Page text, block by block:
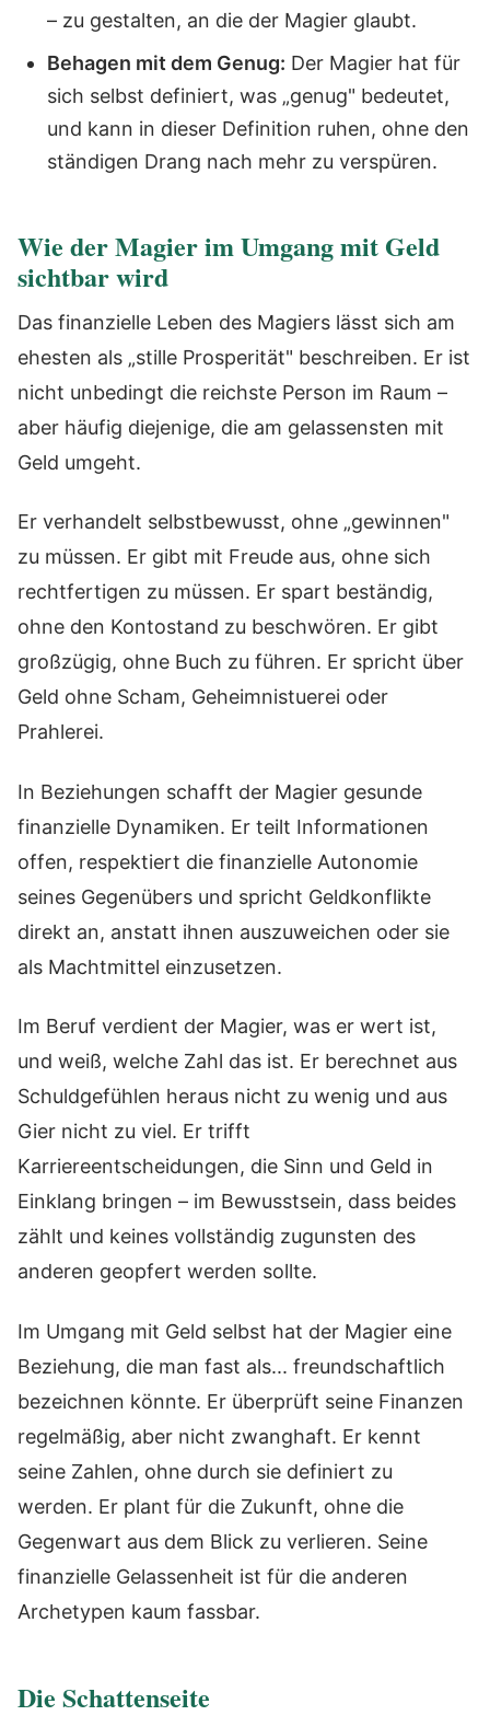
– zu gestalten, an die der Magier glaubt.
Behagen mit dem Genug: Der Magier hat für
sich selbst definiert, was „genug" bedeutet,
und kann in dieser Definition ruhen, ohne den
ständigen Drang nach mehr zu verspüren.
Wie der Magier im Umgang mit Geld
sichtbar wird
Das finanzielle Leben des Magiers lässt sich am
ehesten als „stille Prosperität" beschreiben. Er ist
nicht unbedingt die reichste Person im Raum –
aber häufig diejenige, die am gelassensten mit
Geld umgeht.
Er verhandelt selbstbewusst, ohne „gewinnen"
zu müssen. Er gibt mit Freude aus, ohne sich
rechtfertigen zu müssen. Er spart beständig,
ohne den Kontostand zu beschwören. Er gibt
großzügig, ohne Buch zu führen. Er spricht über
Geld ohne Scham, Geheimnistuerei oder
Prahlerei.
In Beziehungen schafft der Magier gesunde
finanzielle Dynamiken. Er teilt Informationen
offen, respektiert die finanzielle Autonomie
seines Gegenübers und spricht Geldkonflikte
direkt an, anstatt ihnen auszuweichen oder sie
als Machtmittel einzusetzen.
Im Beruf verdient der Magier, was er wert ist,
und weiß, welche Zahl das ist. Er berechnet aus
Schuldgefühlen heraus nicht zu wenig und aus
Gier nicht zu viel. Er trifft
Karriereentscheidungen, die Sinn und Geld in
Einklang bringen – im Bewusstsein, dass beides
zählt und keines vollständig zugunsten des
anderen geopfert werden sollte.
Im Umgang mit Geld selbst hat der Magier eine
Beziehung, die man fast als... freundschaftlich
bezeichnen könnte. Er überprüft seine Finanzen
regelmäßig, aber nicht zwanghaft. Er kennt
seine Zahlen, ohne durch sie definiert zu
werden. Er plant für die Zukunft, ohne die
Gegenwart aus dem Blick zu verlieren. Seine
finanzielle Gelassenheit ist für die anderen
Archetypen kaum fassbar.
Die Schattenseite